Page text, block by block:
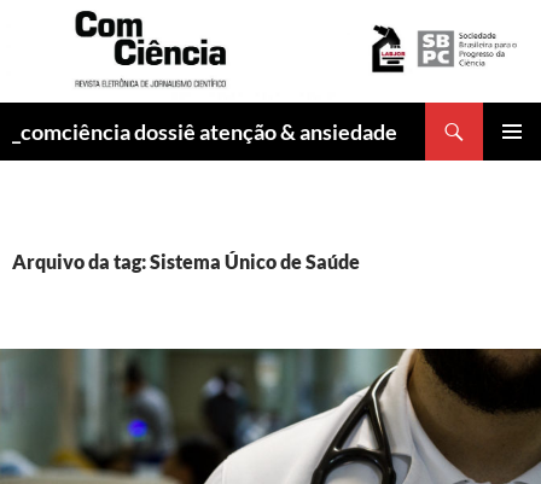
_comciência dossiê atenção & ansiedade
Arquivo da tag: Sistema Único de Saúde